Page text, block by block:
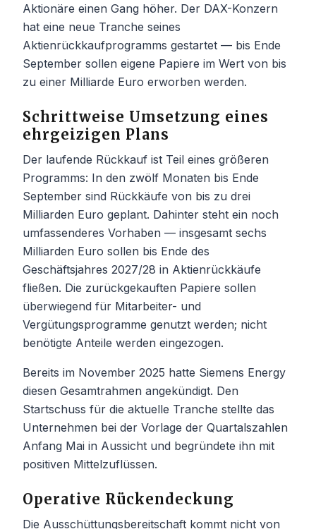
Aktionäre einen Gang höher. Der DAX-Konzern
hat eine neue Tranche seines
Aktienrückkaufprogramms gestartet — bis Ende
September sollen eigene Papiere im Wert von bis
zu einer Milliarde Euro erworben werden.
Schrittweise Umsetzung eines
ehrgeizigen Plans
Der laufende Rückkauf ist Teil eines größeren
Programms: In den zwölf Monaten bis Ende
September sind Rückkäufe von bis zu drei
Milliarden Euro geplant. Dahinter steht ein noch
umfassenderes Vorhaben — insgesamt sechs
Milliarden Euro sollen bis Ende des
Geschäftsjahres 2027/28 in Aktienrückkäufe
fließen. Die zurückgekauften Papiere sollen
überwiegend für Mitarbeiter- und
Vergütungsprogramme genutzt werden; nicht
benötigte Anteile werden eingezogen.
Bereits im November 2025 hatte Siemens Energy
diesen Gesamtrahmen angekündigt. Den
Startschuss für die aktuelle Tranche stellte das
Unternehmen bei der Vorlage der Quartalszahlen
Anfang Mai in Aussicht und begründete ihn mit
positiven Mittelzuflüssen.
Operative Rückendeckung
Die Ausschüttungsbereitschaft kommt nicht von